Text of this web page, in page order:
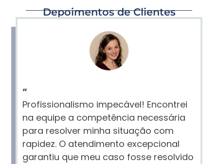
Depoimentos de Clientes
“
Profissionalismo impecável! Encontrei
na equipe a competência necessária
para resolver minha situação com
rapidez. O atendimento excepcional
garantiu que meu caso fosse resolvido